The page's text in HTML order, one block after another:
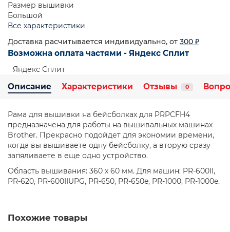
Размер вышивки
Большой
Все характеристики
Доставка расчитывается индивидуально, от 300 ₽
Возможна оплата частями - Яндекс Сплит
Яндекс Сплит
Описание Характеристики Отзывы 0
Рама для вышивки на бейсболках для PRPCFH4
предназначена для работы на вышивальных машинах
Brother. Прекрасно подойдет для экономии времени,
когда вы вышиваете одну бейсболку, а вторую сразу
запяливаете в еще одно устройство.
Область вышивания: 360 х 60 мм. Для машин: PR-600II,
PR-620, PR-600IIUPG, PR-650, PR-650e, PR-1000, PR-1000e.
Похожие товары